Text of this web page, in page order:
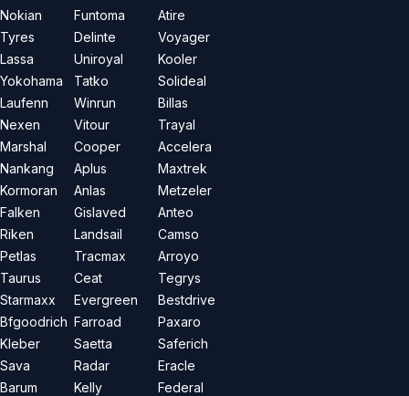
Nokian
Tyres
Lassa
Yokohama
Laufenn
Nexen
Marshal
Nankang
Kormoran
Falken
Riken
Petlas
Taurus
Starmaxx
Bfgoodrich
Kleber
Sava
Barum
Funtoma
Delinte
Uniroyal
Tatko
Winrun
Vitour
Cooper
Aplus
Anlas
Gislaved
Landsail
Tracmax
Ceat
Evergreen
Farroad
Saetta
Radar
Kelly
Atire
Voyager
Kooler
Solideal
Billas
Trayal
Accelera
Maxtrek
Metzeler
Anteo
Camso
Arroyo
Tegrys
Bestdrive
Paxaro
Saferich
Eracle
Federal